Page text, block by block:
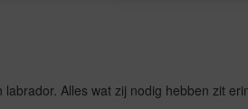
Alles wat zij nodig hebben zit